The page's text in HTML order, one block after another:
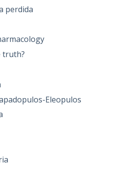
perdida
truth?
Eleopulos